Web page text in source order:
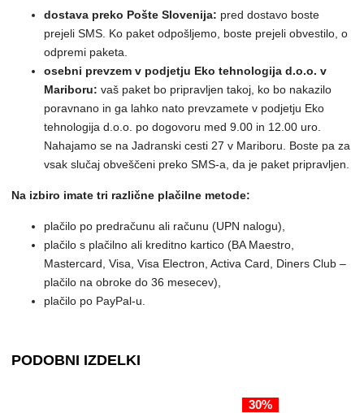
dostava preko Pošte Slovenija: pred dostavo boste
prejeli SMS. Ko paket odpošljemo, boste prejeli obvestilo, o
odpremi paketa.
osebni prevzem v podjetju Eko tehnologija d.o.o. v
Mariboru: vaš paket bo pripravljen takoj, ko bo nakazilo
poravnano in ga lahko nato prevzamete v podjetju Eko
tehnologija d.o.o. po dogovoru med 9.00 in 12.00 uro.
Nahajamo se na Jadranski cesti 27 v Mariboru. Boste pa za
vsak slučaj obveščeni preko SMS-a, da je paket pripravljen.
Na izbiro imate tri različne plačilne metode:
plačilo po predračunu ali računu (UPN nalogu),
plačilo s plačilno ali kreditno kartico (BA Maestro,
Mastercard, Visa, Visa Electron, Activa Card, Diners Club –
plačilo na obroke do 36 mesecev),
plačilo po PayPal-u.
PODOBNI IZDELKI
30%